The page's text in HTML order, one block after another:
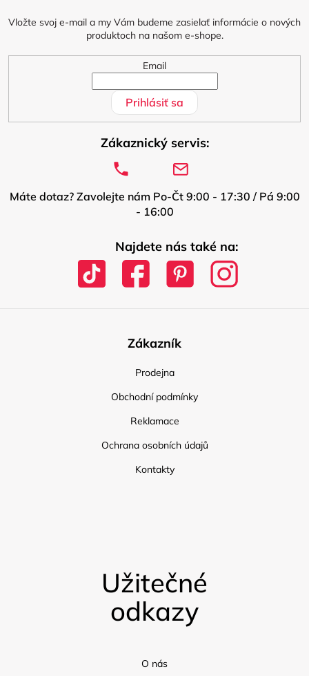
Vložte svoj e-mail a my Vám budeme zasielať informácie o nových
produktoch na našom e-shope.
Email
Prihlásiť sa
Zákaznický servis:
Máte dotaz? Zavolejte nám Po-Čt 9:00 - 17:30 / Pá 9:00
- 16:00
Najdete nás také na:
Zákazník
Prodejna
Obchodní podmínky
Reklamace
Ochrana osobních údajů
Kontakty
Užitečné
odkazy
O nás